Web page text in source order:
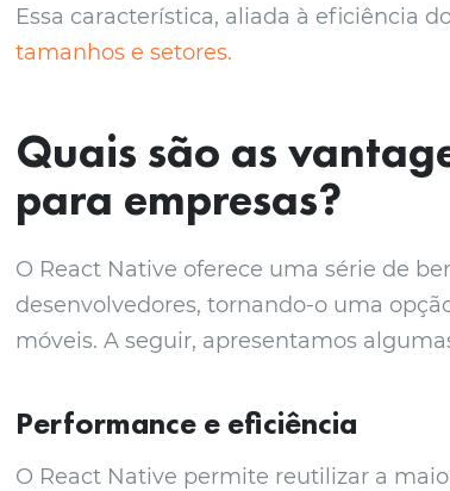
Essa característica, aliada à eficiência
tamanhos e setores.
Quais são as
para empresas?
O React Native oferece uma série de
desenvolvedores, tornando-o uma
móveis. A seguir, apresentamos
Performance e eficiência
O React Native permite reutilizar a